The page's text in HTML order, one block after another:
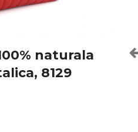
naturala
8129